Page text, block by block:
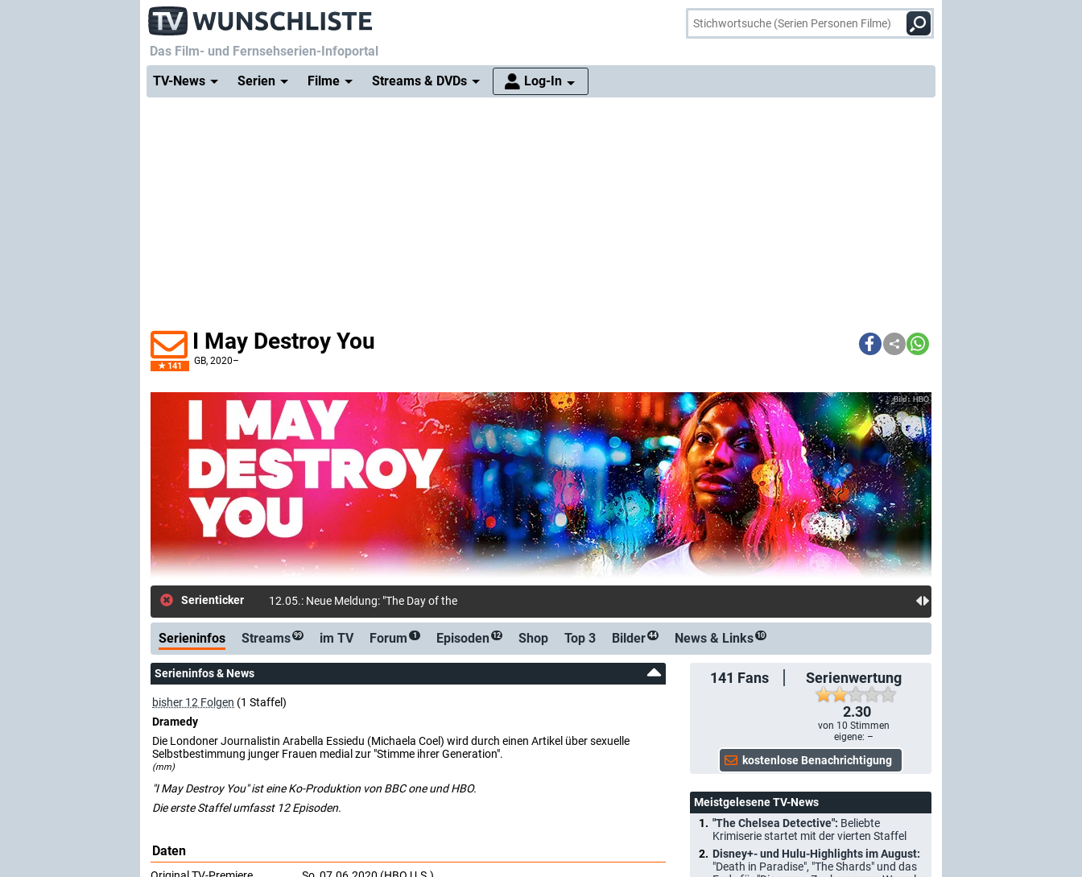
Das Film- und Fernsehserien-Infoportal
TV-News
Serien Filme Streams & DVDs Log-In
141
I May Destroy You
GB, 2020–
Serienticker 12.05.: Neue Meldung: "The Day of the Jackal": Matt Bomer ("White Colla
Serieninfos Streams 99 im TV Forum 1 Episoden 12 Shop Top 3 Bilder 44 News & Links 10
141 Fans
Serienwertung
2.30
von 10 Stimmen
eigene: –
Serieninfos & News
bisher 12 Folgen (1 Staffel)
Dramedy
Die Londoner Journalistin Arabella Essiedu (Michaela Coel) wird durch einen Artikel über sexuelle
Selbstbestimmung junger Frauen medial zur "Stimme ihrer Generation".
(mm)
"I May Destroy You" ist eine Ko-Produktion von BBC one und HBO.
Die erste Staffel umfasst 12 Episoden.
Daten
Meistgelesene TV-News
"The Chelsea Detective": Beliebte
Krimiserie startet mit der vierten Staffel
Disney+- und Hulu-Highlights im August:
"Death in Paradise", "The Shards" und das